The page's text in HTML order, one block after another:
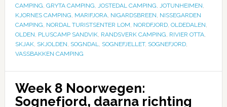
CAMPING, GRYTA CAMPING, JOSTEDAL CAMPING, JOTUNHEIMEN,
KJORNES CAMPING, MARIFJORA, NIGARDSBREEN, NISSEGARDEN
CAMPING, NORDAL TURISTSENTER LOM, NORDFJORD, OLDEDALEN,
OLDEN, PLUSCAMP SANDVIK, RANDSVERK CAMPING, RIVIER OTTA,
SKJAK, SKJOLDEN, SOGNDAL, SOGNEFJELLET, SOGNEFJORD,
VASSBAKKEN CAMPING
Week 8 Noorwegen:
Sognefjord, daarna richting